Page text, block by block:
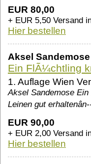
EUR 80,00
+ EUR 5,50 Versand
Hier bestellen
Aksel Sandemose
Ein FlÃ¼chtling
1. Auflage Wien
Aksel Sandemose
Leinen gut
EUR 90,00
+ EUR 2,00 Versand
Hier bestellen